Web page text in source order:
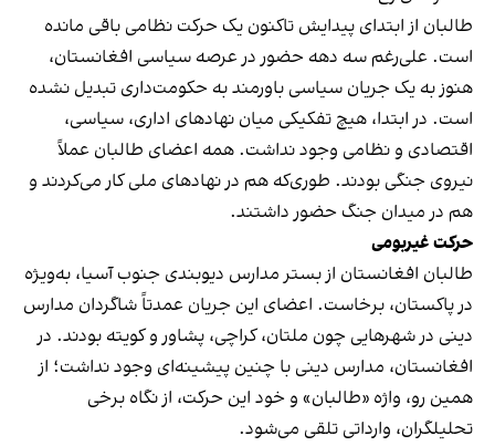
طالبان از ابتدای پیدایش تاکنون یک حرکت نظامی باقی مانده
است. علی‌رغم سه دهه حضور در عرصه سیاسی افغانستان،
هنوز به یک جریان سیاسی باورمند به حکومت‌داری تبدیل نشده
است. در ابتدا، هیچ تفکیکی میان نهادهای اداری، سیاسی،
اقتصادی و نظامی وجود نداشت. همه اعضای طالبان عملاً
نیروی جنگی بودند. طوری‌که هم در نهادهای ملی کار می‌کردند و
هم در میدان جنگ حضور داشتند.
حرکت غیربومی
طالبان افغانستان از بستر مدارس دیوبندی جنوب آسیا، به‌ویژه
در پاکستان، برخاست. اعضای این جریان عمدتاً شاگردان مدارس
دینی در شهرهایی چون ملتان، کراچی، پشاور و کویته بودند. در
افغانستان، مدارس دینی با چنین پیشینه‌ای وجود نداشت؛ از
همین رو، واژه «طالبان» و خود این حرکت، از نگاه برخی
تحلیلگران، وارداتی تلقی می‌شود.